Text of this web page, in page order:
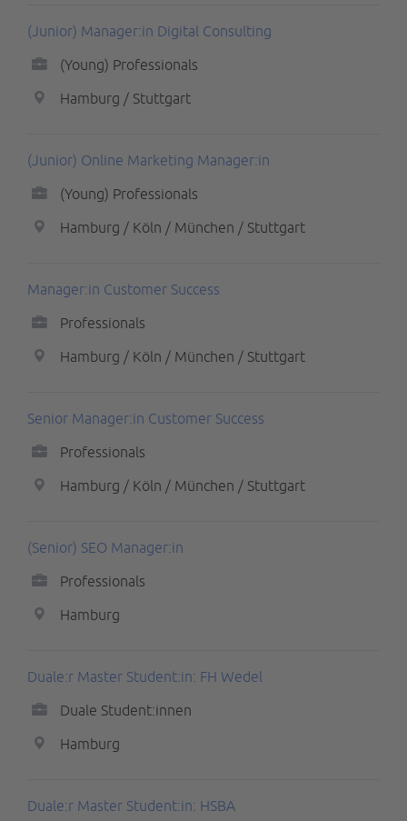
(Junior) Manager:in Digital Consulting
(Young) Professionals
Hamburg / Stuttgart
(Junior) Online Marketing Manager:in
(Young) Professionals
Hamburg / Köln / München / Stuttgart
Manager:in Customer Success
Professionals
Hamburg / Köln / München / Stuttgart
Senior Manager:in Customer Success
Professionals
Hamburg / Köln / München / Stuttgart
(Senior) SEO Manager:in
Professionals
Hamburg
Duale:r Master Student:in: FH Wedel
Duale Student:innen
Hamburg
Duale:r Master Student:in: HSBA